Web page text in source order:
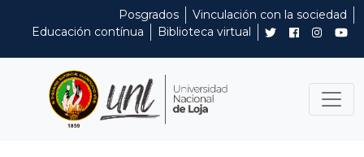
Posgrados
Vinculación con la sociedad
Educación contínua
Biblioteca virtual